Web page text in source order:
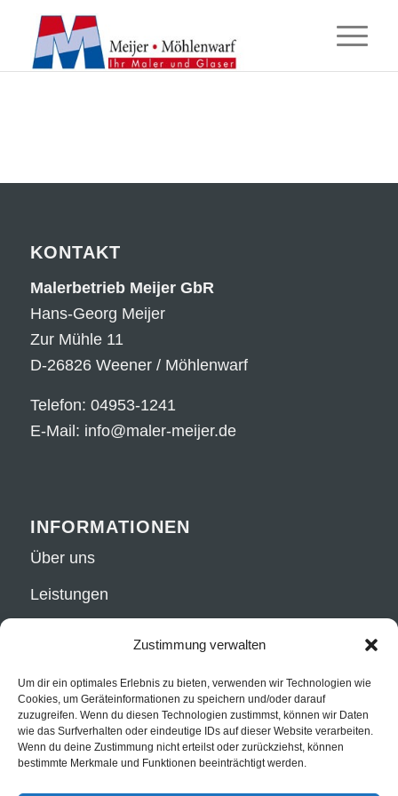
Zustimmung verwalten
Um dir ein optimales Erlebnis zu bieten, verwenden wir Technologien wie
Cookies, um Geräteinformationen zu speichern und/oder darauf
zuzugreifen. Wenn du diesen Technologien zustimmst, können wir Daten
wie das Surfverhalten oder eindeutige IDs auf dieser Website verarbeiten.
Wenn du deine Zustimmung nicht erteilst oder zurückziehst, können
bestimmte Merkmale und Funktionen beeinträchtigt werden.
KONTAKT
Malerbetrieb Meijer GbR
Hans-Georg Meijer
Zur Mühle 11
D-26826 Weener / Möhlenwarf
Telefon: 04953-1241
E-Mail: info@maler-meijer.de
INFORMATIONEN
Über uns
Leistungen
RECHTLICHES